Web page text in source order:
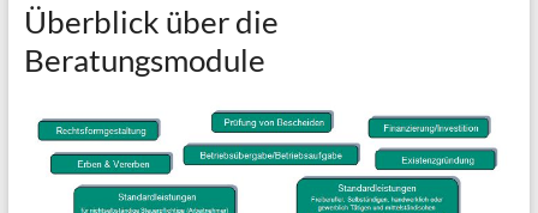
Überblick über die
Beratungsmodule